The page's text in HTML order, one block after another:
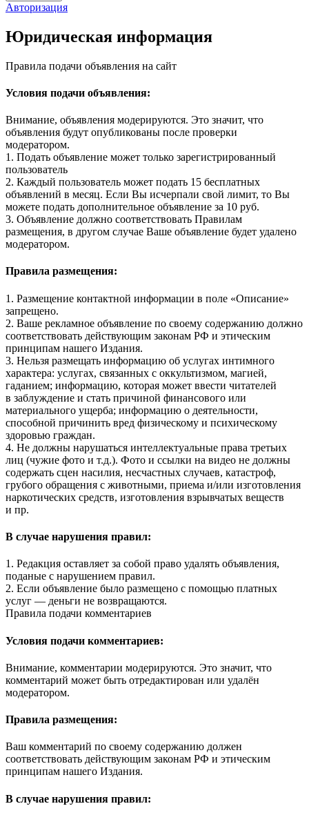
Авторизация
Юридическая информация
Правила подачи объявления на сайт
Условия подачи объявления:
Внимание, объявления модерируются. Это значит, что
объявления будут опубликованы после проверки
модератором.
1. Подать объявление может только зарегистрированный
пользователь
2. Каждый пользователь может подать 15 бесплатных
объявлений в месяц. Если Вы исчерпали свой лимит, то Вы
можете подать дополнительное объявление за 10 руб.
3. Объявление должно соответствовать Правилам
размещения, в другом случае Ваше объявление будет удалено
модератором.
Правила размещения:
1. Размещение контактной информации в поле «Описание»
запрещено.
2. Ваше рекламное объявление по своему содержанию должно
соответствовать действующим законам РФ и этическим
принципам нашего Издания.
3. Нельзя размещать информацию об услугах интимного
характера: услугах, связанных с оккультизмом, магией,
гаданием; информацию, которая может ввести читателей
в заблуждение и стать причиной финансового или
материального ущерба; информацию о деятельности,
способной причинить вред физическому и психическому
здоровью граждан.
4. Не должны нарушаться интеллектуальные права третьих
лиц (чужие фото и т.д.). Фото и ссылки на видео не должны
содержать сцен насилия, несчастных случаев, катастроф,
грубого обращения с животными, приема и/или изготовления
наркотических средств, изготовления взрывчатых веществ
и пр.
В случае нарушения правил:
1. Редакция оставляет за собой право удалять объявления,
поданые с нарушением правил.
2. Если объявление было размещено с помощью платных
услуг — деньги не возвращаются.
Правила подачи комментариев
Условия подачи комментариев:
Внимание, комментарии модерируются. Это значит, что
комментарий может быть отредактирован или удалён
модератором.
Правила размещения:
Ваш комментарий по своему содержанию должен
соответствовать действующим законам РФ и этическим
принципам нашего Издания.
В случае нарушения правил: